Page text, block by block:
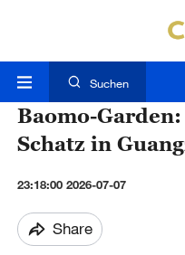
Suchen
Baomo-
Schatz in
23:18:00 2026-07-07
Share